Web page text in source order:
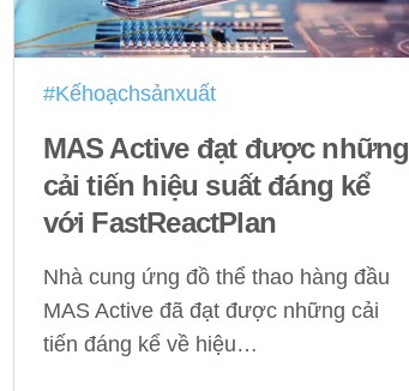
#Kếhoạchsảnxuất
MAS Active đạt được những
cải tiến hiệu suất đáng kể
với FastReactPlan
Nhà cung ứng đồ thể thao hàng đầu
MAS Active đã đạt được những cải
tiến đáng kể về hiệu…